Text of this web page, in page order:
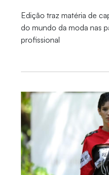
Edição traz matéria de
do mundo da moda nas
profissional